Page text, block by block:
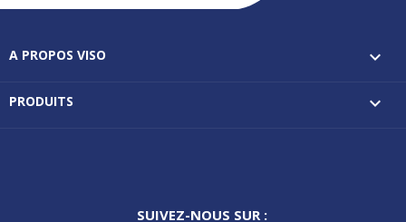
A PROPOS VISO 
PRODUITS 
SUIVEZ-NOUS SUR :